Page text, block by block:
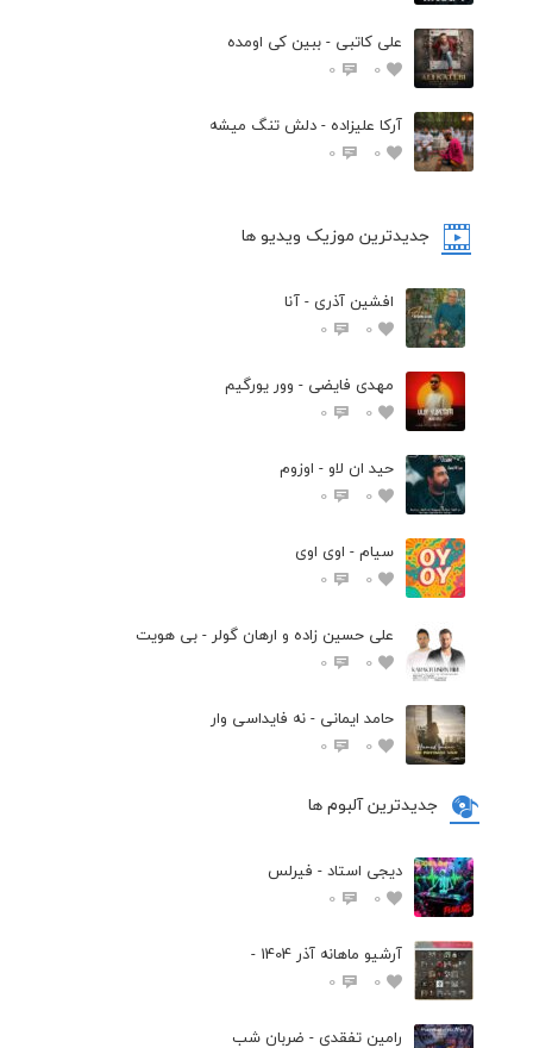
علی کاتبی - ببین کی اومده
0
0
آرکا علیزاده - دلش تنگ میشه
0
0
جدیدترین موزیک ویدیو ها
افشین آذری - آنا
0
0
مهدی فایضی - وور یورگیم
0
0
حید ان لاو - اوزوم
0
0
سیام - اوی اوی
0
0
علی حسین زاده و ارهان گولر - بی هویت
0
0
حامد ایمانی - نه فایداسی وار
0
0
جدیدترین آلبوم ها
دیجی استاد - فیرلس
0
0
آرشیو ماهانه آذر 1404 -
0
0
رامین تفقدی - ضربان شب